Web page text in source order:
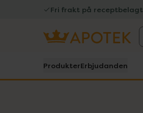
Fri frakt på receptbelagt
ProdukterErbjudanden